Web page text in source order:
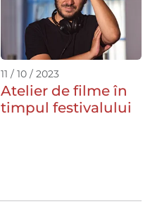
11 / 10 / 2023
Atelier de filme în
timpul festivalului